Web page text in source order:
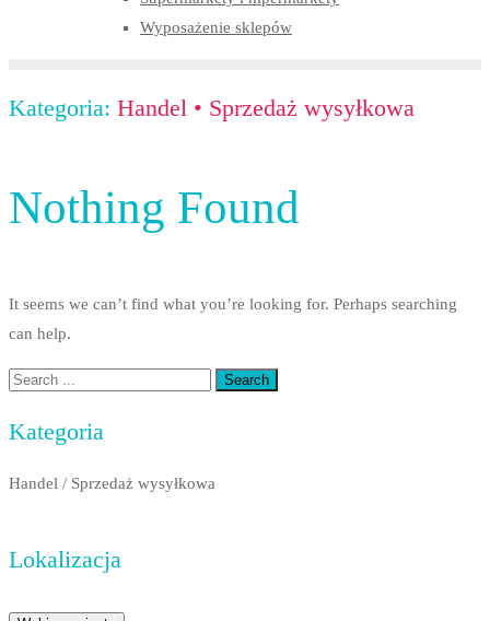
Wyposażenie sklepów
Kategoria: Handel • Sprzedaż wysyłkowa
Nothing Found
It seems we can’t find what you’re looking for. Perhaps searching
can help.
Kategoria
Handel / Sprzedaż wysyłkowa
Lokalizacja